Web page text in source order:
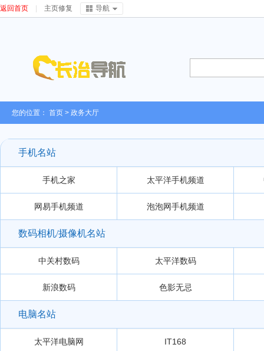
返回首页 主页修复 导航
您的位置： 首页 > 政务大厅
手机名站
手机之家 太平洋手机频道
网易手机频道 泡泡网手机频道
数码相机/摄像机名站
中关村数码 太平洋数码
新浪数码 色影无忌
电脑名站
太平洋电脑网 IT168